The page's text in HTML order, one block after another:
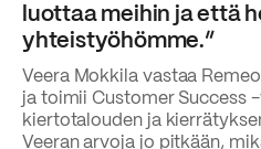
luottaa meihin ja että
yhteistyöhömme.”
Veera Mokkila vastaa
ja toimii Customer Success
kiertotalouden ja
Veeran arvoja jo pitkään,